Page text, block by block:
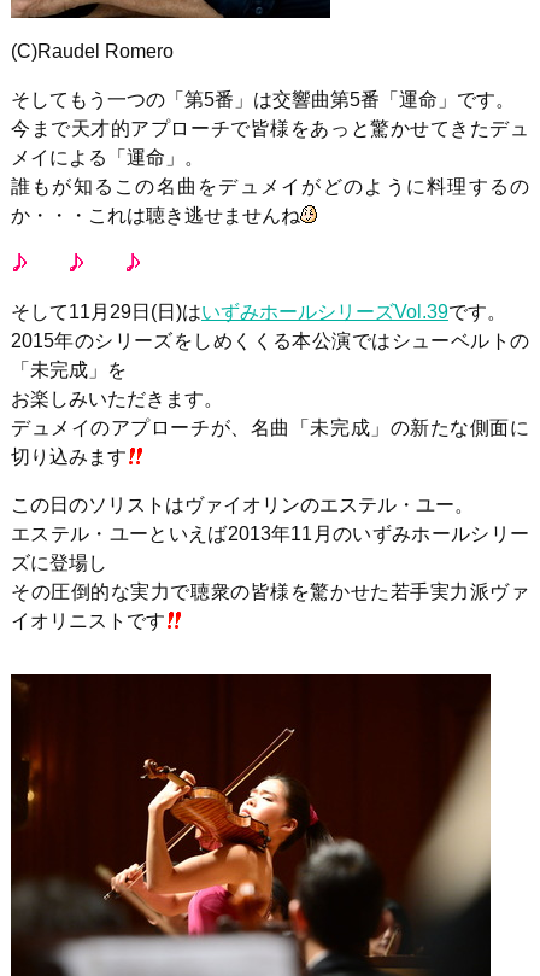
(C)Raudel Romero
そしてもう一つの「第5番」は交響曲第5番「運命」です。
今まで天才的アプローチで皆様をあっと驚かせてきたデュ
メイによる「運命」。
誰もが知るこの名曲をデュメイがどのように料理するの
か・・・これは聴き逃せませんね
そして11月29日(日)はいずみホールシリーズVol.39です。
2015年のシリーズをしめくくる本公演ではシューベルトの
「未完成」を
お楽しみいただきます。
デュメイのアプローチが、名曲「未完成」の新たな側面に
切り込みます
この日のソリストはヴァイオリンのエステル・ユー。
エステル・ユーといえば2013年11月のいずみホールシリー
ズに登場し
その圧倒的な実力で聴衆の皆様を驚かせた若手実力派ヴァ
イオリニストです